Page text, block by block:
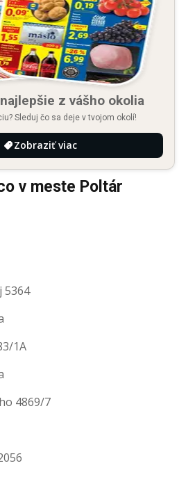
z vášho okolia
Sleduj čo sa deje v tvojom okolí!
Zobraziť viac
v meste Poltár
5364
1A
4869/7